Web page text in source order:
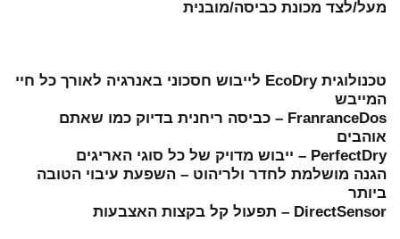
מעל/לצד מכונת כביסה/מובנית
טכנולוגית EcoDry לייבוש חסכוני באנרגיה לאורך כל חיי
המייבש
FranranceDos – כביסה ריחנית בדיוק כמו שאתם
אוהבים
PerfectDry – ייבוש מדויק של כל סוגי האריגים
הגנה מושלמת לחדר ולריהוט – השפעת עיבוי הטובה
ביותר
DirectSensor – תפעול קל בקצות האצבעות